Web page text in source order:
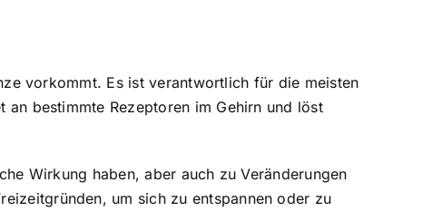
vorkommt. Es ist verantwortlich für die meisten
bestimmte Rezeptoren im Gehirn und löst
Wirkung haben, aber auch zu Veränderungen
um sich zu entspannen oder zu